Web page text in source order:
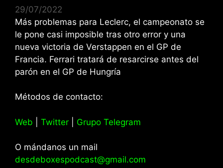
29/07/2022
Más problemas para Leclerc, el campeonato se
le pone casi imposible tras otro error y una
nueva victoria de Verstappen en el GP de
Francia. Ferrari tratará de resarcirse antes del
parón en el GP de Hungría
Métodos de contacto:
Web Twitter Grupo Telegram
O mándanos un mail
desdeboxespodcast@gmail.com